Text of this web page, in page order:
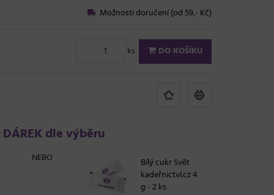
Možnosti doručení (od 59,- Kč)
ks DO KOŠÍKU
DÁREK dle výběru
NEBO
Bílý cukr Svět
kadeřnictví.cz 4
g - 2 ks